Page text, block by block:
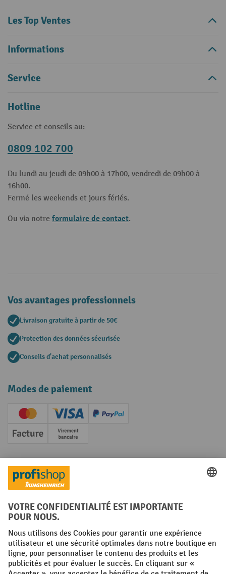
Les Top Ventes
Informations
Service
Hotline
Service et conseils au:
0809 102 700
Du lundi au jeudi de 09h00 à 17h00, vendredi de 09h00 à
16h00.
Fermé les weekends et jours fériés.
Ou via notre formulaire de contact.
Vos avantages professionnels
Livraison gratuite à partir de 50€
Protection des données sécurisée
Conseils d'achat personnalisés
Modes de paiement
Creditcard (Master)Creditcard (Visa)
PayPal
Facture Paiement anticipé
Réseaux sociaux
Facebook
YouTube
LinkedInInstagram
Conditions générales Mentions légales
Protection des Données Politique de cookies